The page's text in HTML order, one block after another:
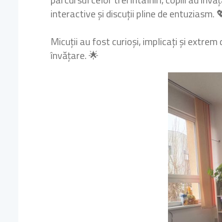
interactive și discuții pline de entuziasm.
Micuții au fost curioși, implicați și
învățare. 🌟